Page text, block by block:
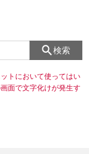
検索
トにおいて使ってはい
面で文字化けが発生す